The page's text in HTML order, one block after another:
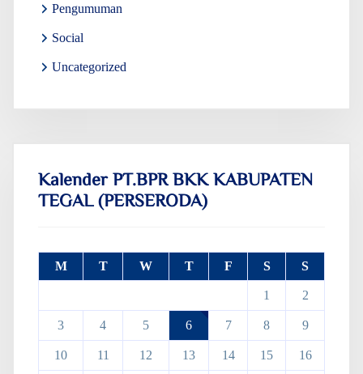
Pengumuman
Social
Uncategorized
Kalender PT.BPR BKK KABUPATEN
TEGAL (PERSERODA)
M T W T F S S
1 2
3 4 5 6 7 8 9
10 11 12 13 14 15 16